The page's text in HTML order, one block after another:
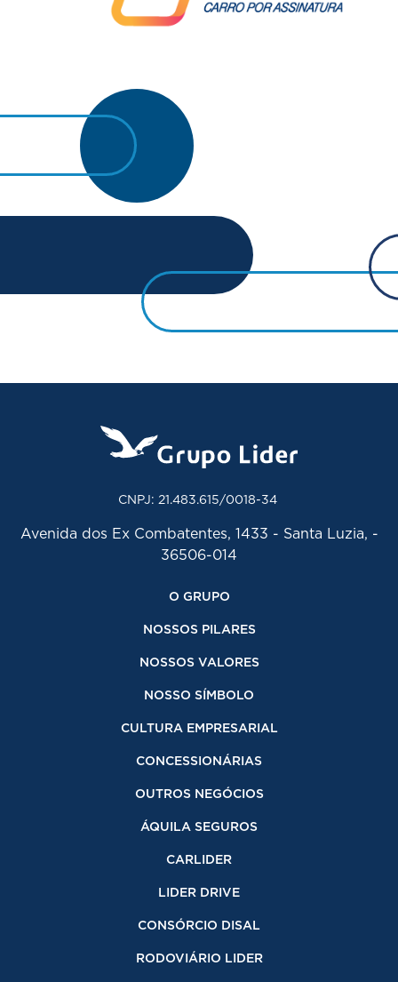
CNPJ: 21.483.615/0018-34
Avenida dos Ex Combatentes, 1433 - Santa Luzia, -
36506-014
O GRUPO
NOSSOS PILARES
NOSSOS VALORES
NOSSO SÍMBOLO
CULTURA EMPRESARIAL
CONCESSIONÁRIAS
OUTROS NEGÓCIOS
ÁQUILA SEGUROS
CARLIDER
LIDER DRIVE
CONSÓRCIO DISAL
RODOVIÁRIO LIDER